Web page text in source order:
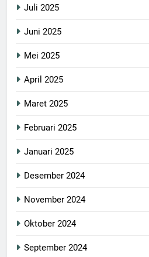
Juli 2025
Juni 2025
Mei 2025
April 2025
Maret 2025
Februari 2025
Januari 2025
Desember 2024
November 2024
Oktober 2024
September 2024